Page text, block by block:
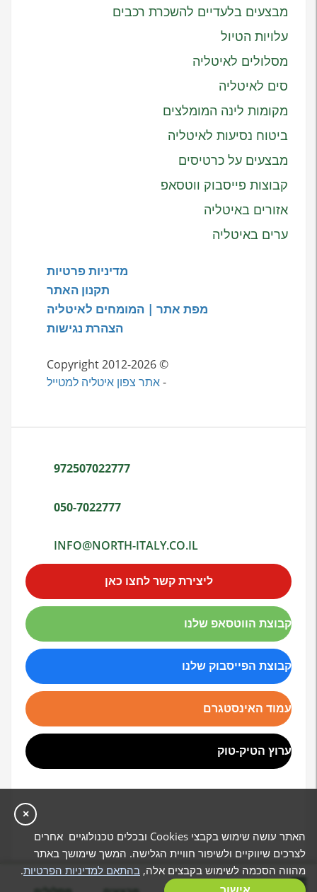
972507022777
050-7022777
INFO@NORTH-ITALY.CO.IL
ליצירת קשר לחצו כאן
קבוצת הווטסאפ שלנו
קבוצת הפייסבוק שלנו
עמוד האינסטגרם
ערוץ הטיק-טוק
מבצעים בלעדיים להשכרת רכבים
עלויות הטיול
מסלולים לאיטליה
סים לאיטליה
מקומות לינה המומלצים
ביטוח נסיעות לאיטליה
מבצעים על כרטיסים
קבוצות פייסבוק ווטסאפ
אזורים באיטליה
ערים באיטליה
מדיניות פרטיות
תקנון האתר
מפת אתר | המומחים לאיטליה
הצהרת נגישות
© Copyright 2012-2026
-אתר צפון איטליה למטייל
×
האתר עושה שימוש בקבצי Cookies ובכלים טכנולוגיים אחרים
לצרכים שיווקיים ולשיפור חוויית הגלישה. המשך שימושך באתר
מהווה הסכמה לשימוש בקבצים אלה, בהתאם למדיניות הפרטיות.